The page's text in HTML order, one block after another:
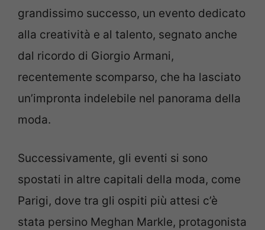
grandissimo successo, un evento dedicato
alla creatività e al talento, segnato anche
dal ricordo di Giorgio Armani,
recentemente scomparso, che ha lasciato
un’impronta indelebile nel panorama della
moda.
Successivamente, gli eventi si sono
spostati in altre capitali della moda, come
Parigi, dove tra gli ospiti più attesi c’è
stata persino Meghan Markle, protagonista